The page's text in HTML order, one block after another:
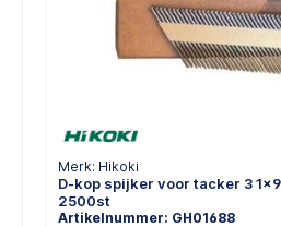
Merk: Hikoki
D-kop spijker voor tacker 3
2500st
Artikelnummer: GH01688